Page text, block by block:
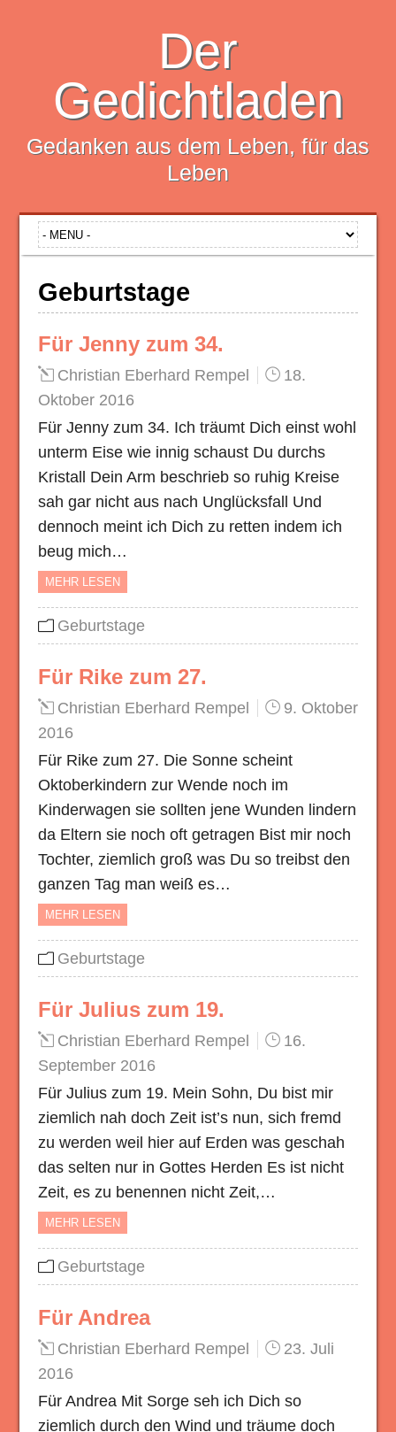
Der
Gedichtladen
Gedanken aus dem Leben, für das
Leben
Geburtstage
Für Jenny zum 34.
Christian Eberhard Rempel
18.
Oktober 2016
Für Jenny zum 34. Ich träumt Dich einst wohl
unterm Eise wie innig schaust Du durchs
Kristall Dein Arm beschrieb so ruhig Kreise
sah gar nicht aus nach Unglücksfall Und
dennoch meint ich Dich zu retten indem ich
beug mich…
MEHR LESEN
Geburtstage
Für Rike zum 27.
Christian Eberhard Rempel
9. Oktober
2016
Für Rike zum 27. Die Sonne scheint
Oktoberkindern zur Wende noch im
Kinderwagen sie sollten jene Wunden lindern
da Eltern sie noch oft getragen Bist mir noch
Tochter, ziemlich groß was Du so treibst den
ganzen Tag man weiß es…
MEHR LESEN
Geburtstage
Für Julius zum 19.
Christian Eberhard Rempel
16.
September 2016
Für Julius zum 19. Mein Sohn, Du bist mir
ziemlich nah doch Zeit ist’s nun, sich fremd
zu werden weil hier auf Erden was geschah
das selten nur in Gottes Herden Es ist nicht
Zeit, es zu benennen nicht Zeit,…
MEHR LESEN
Geburtstage
Für Andrea
Christian Eberhard Rempel
23. Juli
2016
Für Andrea Mit Sorge seh ich Dich so
ziemlich durch den Wind und träume doch